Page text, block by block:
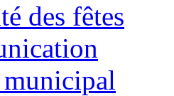
des fêtes